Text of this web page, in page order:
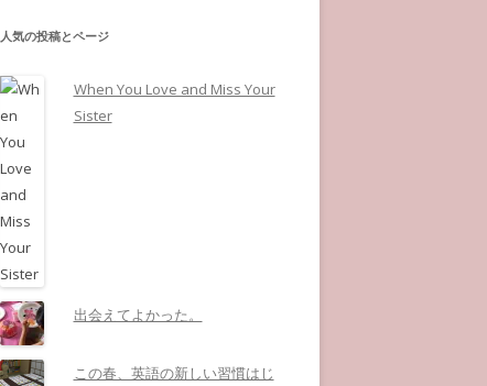
人気の投稿とページ
When You Love and Miss Your
Sister
出会えてよかった。
この春、英語の新しい習慣はじ